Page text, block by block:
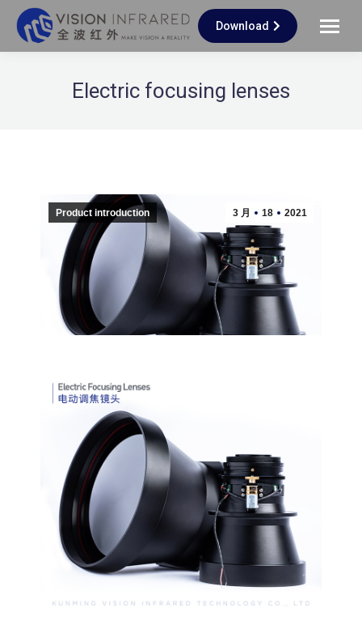
Download
Electric focusing lenses
3 月 18 2021
Product introduction